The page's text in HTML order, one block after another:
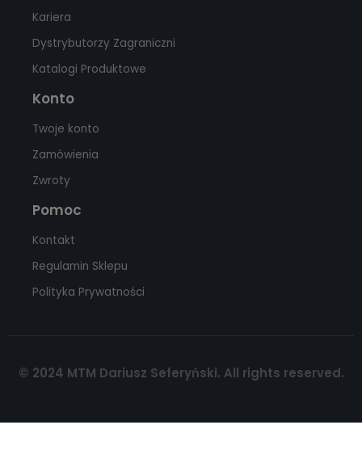
Kariera
Dystrybutorzy Zagraniczni
Katalogi Produktowe
Konto
Twoje konto
Zamówienia
Zwroty
Pomoc
Kontakt
Regulamin Sklepu
Polityka Prywatności
© 2024 MTM Dariusz Seferyński. All rights reserved.